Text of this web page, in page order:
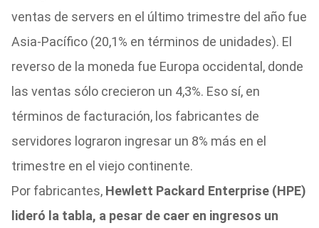
ventas de servers en el último trimestre del año fue
Asia-Pacífico (20,1% en términos de unidades). El
reverso de la moneda fue Europa occidental, donde
las ventas sólo crecieron un 4,3%. Eso sí, en
términos de facturación, los fabricantes de
servidores lograron ingresar un 8% más en el
trimestre en el viejo continente.
Por fabricantes, Hewlett Packard Enterprise (HPE)
lideró la tabla, a pesar de caer en ingresos un